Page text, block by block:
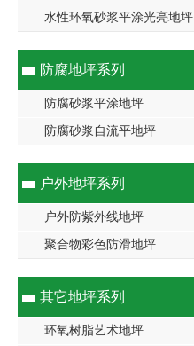
水性环氧砂浆平涂光亮地坪
防腐地坪系列
防腐砂浆平涂地坪
防腐砂浆自流平地坪
户外地坪系列
户外防紫外线地坪
聚合物彩色防滑地坪
其它地坪系列
环氧树脂艺术地坪